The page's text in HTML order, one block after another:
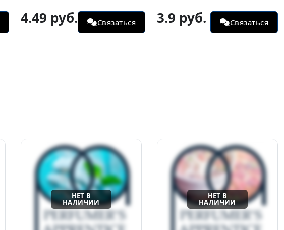
4.49 руб. Связаться 3.9 руб. Связаться